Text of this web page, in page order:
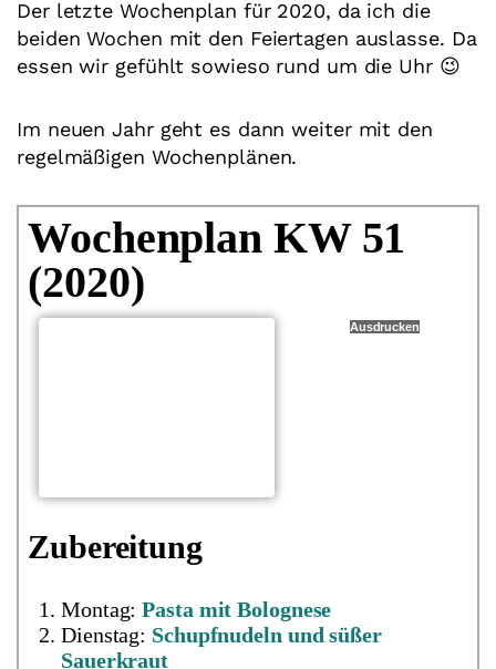
Der letzte Wochenplan für 2020, da ich die
beiden Wochen mit den Feiertagen auslasse. Da
essen wir gefühlt sowieso rund um die Uhr 😉
Im neuen Jahr geht es dann weiter mit den
regelmäßigen Wochenplänen.
Wochenplan KW 51
(2020)
Ausdrucken
Zubereitung
Montag:Pasta mit Bolognese
Dienstag: Schupfnudeln und süßer
Sauerkraut